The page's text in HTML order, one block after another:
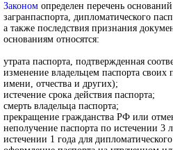
Законом определен перечень
загранпаспорта, дипломатического
а также последствия признания
основаниям относятся:
утрата паспорта, подтвержденная
изменение владельцем паспорта
имени, отчества и других);
истечение срока действия паспорта;
смерть владельца паспорта;
прекращение гражданства РФ или
неполучение паспорта по истечении 3
истечении 1 года для